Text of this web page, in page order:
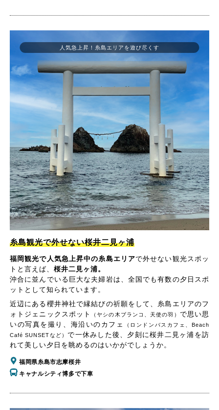
人気急上昇！糸島エリアを遊び尽くす
糸島観光で外せない桜井二見ヶ浦
福岡観光で人気急上昇中の糸島エリアで外せない観光スポッ
トと言えば、 桜井二見ヶ浦。
沖合に並んでいる巨大な夫婦岩は、全国でも有数の夕日スポ
ットとして知られています。
近辺にある櫻井神社で縁結びの祈願をして、糸島エリアのフ
ォトジェニックスポット
（ヤシの木ブランコ、天使の羽）
で思い思
いの写真を撮り、海沿いのカフェ
（ロンドンバスカフェ、Beach
Café SUNSETなど） で一休みした後、夕刻に桜井二見ヶ浦を訪
れて美しい夕日を眺めるのはいかがでしょうか。
福岡県糸島市志摩桜井
キャナルシティ博多で下車